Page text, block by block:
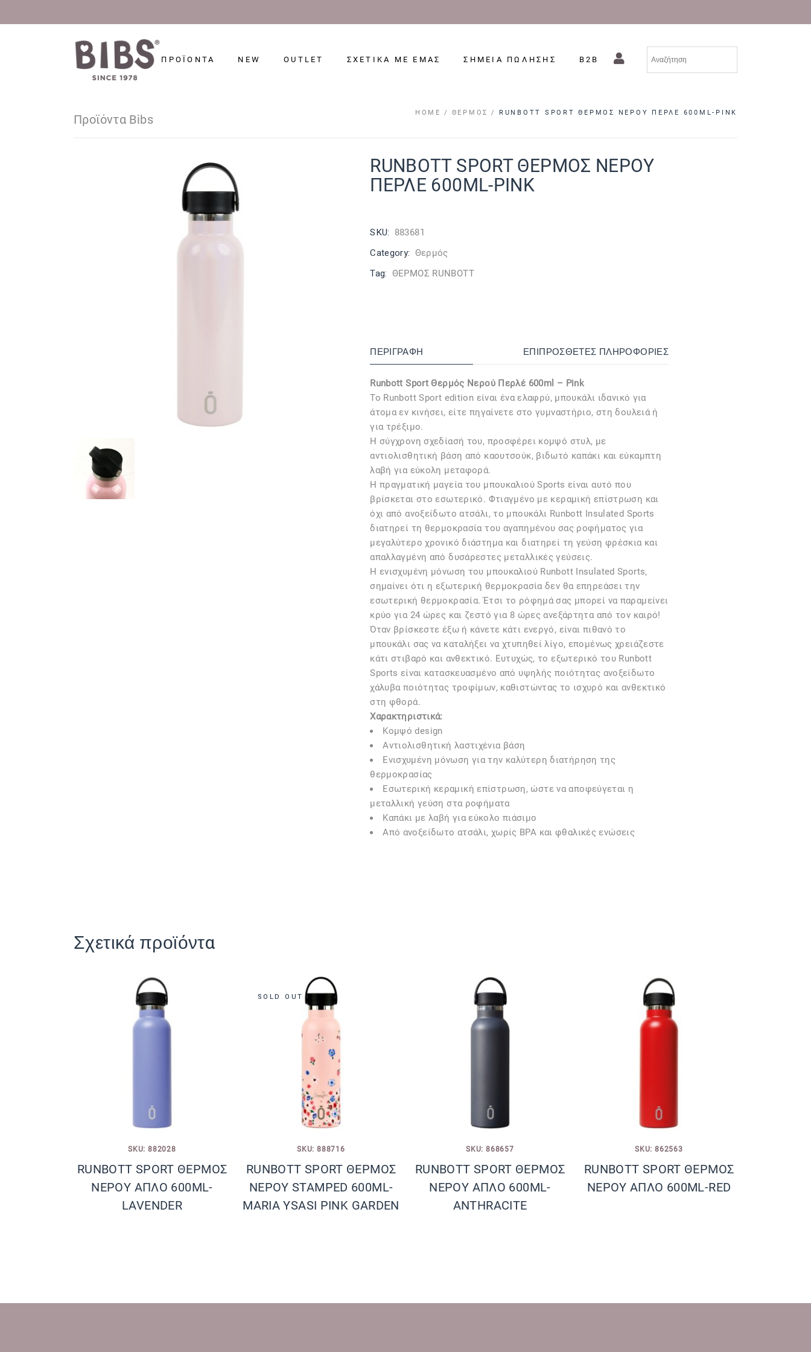
ΠΡΟΪΟΝΤΑ NEW OUTLET ΣΧΕΤΙΚΑ ΜΕ ΕΜΑΣ ΣΗΜΕΙΑ ΠΩΛΗΣΗΣ B2B
Προϊόντα Bibs HOME ΘΕΡΜΌΣ RUNBOTT SPORT ΘΕΡΜΟΣ ΝΕΡΟΥ ΠΕΡΛΕ 600ML-PINK
RUNBOTT SPORT ΘΕΡΜΟΣ ΝΕΡΟΥ
ΠΕΡΛΕ 600ML-PINK
SKU: 883681
Category: Θερμός
Tag: ΘΕΡΜΟΣ RUNBOTT
ΠΕΡΙΓΡΑΦΉ ΕΠΙΠΡΌΣΘΕΤΕΣ ΠΛΗΡΟΦΟΡΊΕΣ
Runbott Sport Θερμός Νερού Περλέ 600ml – Pink
Το Runbott Sport edition είναι ένα ελαφρύ, μπουκάλι ιδανικό για
άτομα εν κινήσει, είτε πηγαίνετε στο γυμναστήριο, στη δουλειά ή
για τρέξιμο.
Η σύγχρονη σχεδίασή του, προσφέρει κομψό στυλ, με
αντιολισθητική βάση από καουτσούκ, βιδωτό καπάκι και εύκαμπτη
λαβή για εύκολη μεταφορά.
Η πραγματική μαγεία του μπουκαλιού Sports είναι αυτό που
βρίσκεται στο εσωτερικό. Φτιαγμένο με κεραμική επίστρωση και
όχι από ανοξείδωτο ατσάλι, το μπουκάλι Runbott Insulated Sports
διατηρεί τη θερμοκρασία του αγαπημένου σας ροφήματος για
μεγαλύτερο χρονικό διάστημα και διατηρεί τη γεύση φρέσκια και
απαλλαγμένη από δυσάρεστες μεταλλικές γεύσεις.
Η ενισχυμένη μόνωση του μπουκαλιού Runbott Insulated Sports,
σημαίνει ότι η εξωτερική θερμοκρασία δεν θα επηρεάσει την
εσωτερική θερμοκρασία. Έτσι το ρόφημά σας μπορεί να παραμείνει
κρύο για 24 ώρες και ζεστό για 8 ώρες ανεξάρτητα από τον καιρό!
Όταν βρίσκεστε έξω ή κάνετε κάτι ενεργό, είναι πιθανό το
μπουκάλι σας να καταλήξει να χτυπηθεί λίγο, επομένως χρειάζεστε
κάτι στιβαρό και ανθεκτικό. Ευτυχώς, το εξωτερικό του Runbott
Sports είναι κατασκευασμένο από υψηλής ποιότητας ανοξείδωτο
χάλυβα ποιότητας τροφίμων, καθιστώντας το ισχυρό και ανθεκτικό
στη φθορά.
Χαρακτηριστικά:
Κομψό design
Αντιολισθητική λαστιχένια βάση
Ενισχυμένη μόνωση για την καλύτερη διατήρηση της
θερμοκρασίας
Εσωτερική κεραμική επίστρωση, ώστε να αποφεύγεται η
μεταλλική γεύση στα ροφήματα
Καπάκι με λαβή για εύκολο πιάσιμο
Από ανοξείδωτο ατσάλι, χωρίς BPA και φθαλικές ενώσεις
Σχετικά προϊόντα
SKU: 882028
RUNBOTT SPORT ΘΕΡΜΟΣ
ΝΕΡΟΥ ΑΠΛΟ 600ML-
LAVENDER
SOLD OUT
SKU: 888716
RUNBOTT SPORT ΘΕΡΜΟΣ
ΝΕΡΟΥ STAMPED 600ML-
MARIA YSASI PINK GARDEN
SKU: 868657
RUNBOTT SPORT ΘΕΡΜΟΣ
ΝΕΡΟΥ ΑΠΛΟ 600ML-
ANTHRACITE
SKU: 862563
RUNBOTT SPORT ΘΕΡΜΟΣ
ΝΕΡΟΥ ΑΠΛΟ 600ML-RED